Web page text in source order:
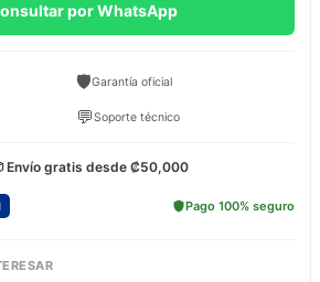
por WhatsApp
🛡️Garantía oficial
💬Soporte técnico
Envío gratis desde ₡50,000
Pago 100% seguro